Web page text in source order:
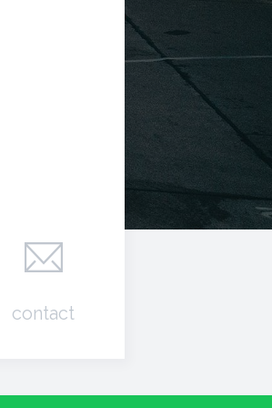
contact